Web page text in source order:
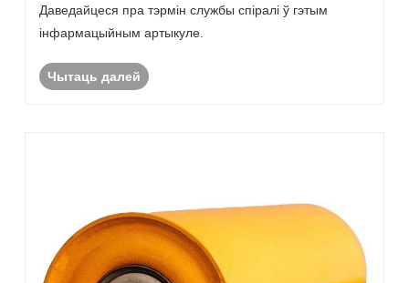
Даведайцеся пра тэрмін службы спіралі ў гэтым
інфармацыйным артыкуле.
Чытаць далей